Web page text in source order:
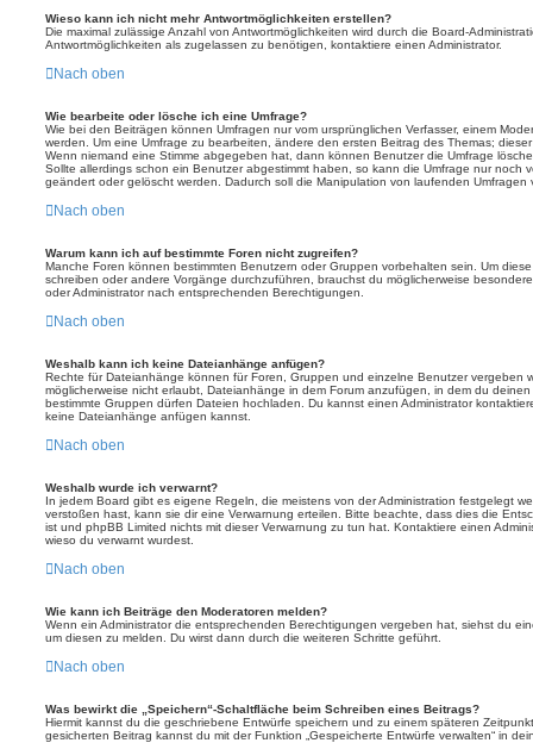
Wieso kann ich nicht mehr Antwortmöglichkeiten erstellen?
Die maximal zulässige Anzahl von Antwortmöglichkeiten wird durch die Board-
Antwortmöglichkeiten als zugelassen zu benötigen, kontaktiere einen Administrator.
Nach oben
Wie bearbeite oder lösche ich eine Umfrage?
Wie bei den Beiträgen können Umfragen nur vom ursprünglichen Verfasser, einem
werden. Um eine Umfrage zu bearbeiten, ändere den ersten Beitrag des Themas;
Wenn niemand eine Stimme abgegeben hat, dann können Benutzer die Umfrage
Sollte allerdings schon ein Benutzer abgestimmt haben, so kann die Umfrage nur noch
geändert oder gelöscht werden. Dadurch soll die Manipulation von laufenden Umfragen
Nach oben
Warum kann ich auf bestimmte Foren nicht zugreifen?
Manche Foren können bestimmten Benutzern oder Gruppen vorbehalten sein. Um
schreiben oder andere Vorgänge durchzuführen, brauchst du möglicherweise
oder Administrator nach entsprechenden Berechtigungen.
Nach oben
Weshalb kann ich keine Dateianhänge anfügen?
Rechte für Dateianhänge können für Foren, Gruppen und einzelne Benutzer vergeben
möglicherweise nicht erlaubt, Dateianhänge in dem Forum anzufügen, in dem du
bestimmte Gruppen dürfen Dateien hochladen. Du kannst einen Administrator
keine Dateianhänge anfügen kannst.
Nach oben
Weshalb wurde ich verwarnt?
In jedem Board gibt es eigene Regeln, die meistens von der Administration festgelegt
verstoßen hast, kann sie dir eine Verwarnung erteilen. Bitte beachte, dass dies die
ist und phpBB Limited nichts mit dieser Verwarnung zu tun hat. Kontaktiere einen
wieso du verwarnt wurdest.
Nach oben
Wie kann ich Beiträge den Moderatoren melden?
Wenn ein Administrator die entsprechenden Berechtigungen vergeben hat, siehst du
um diesen zu melden. Du wirst dann durch die weiteren Schritte geführt.
Nach oben
Was bewirkt die „Speichern“-Schaltfläche beim Schreiben eines Beitrags?
Hiermit kannst du die geschriebene Entwürfe speichern und zu einem späteren
gesicherten Beitrag kannst du mit der Funktion „Gespeicherte Entwürfe verwalten“ in